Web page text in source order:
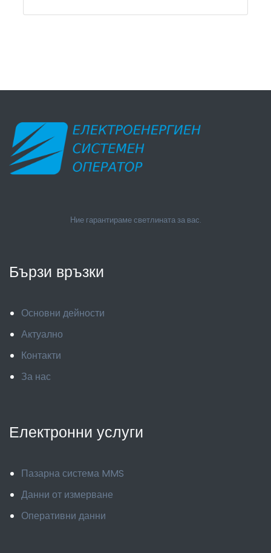
Ние гарантираме светлината за вас.
Бързи връзки
Основни дейности
Актуално
Контакти
За нас
Електронни услуги
Пазарна система MMS
Данни от измерване
Оперативни данни